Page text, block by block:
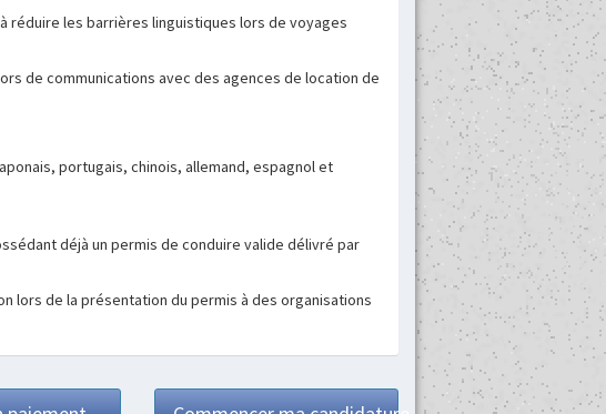
réduire les barrières linguistiques lors de voyages
de communications avec des agences de location de
portugais, chinois, allemand, espagnol et
déjà un permis de conduire valide délivré par
lors de la présentation du permis à des organisations